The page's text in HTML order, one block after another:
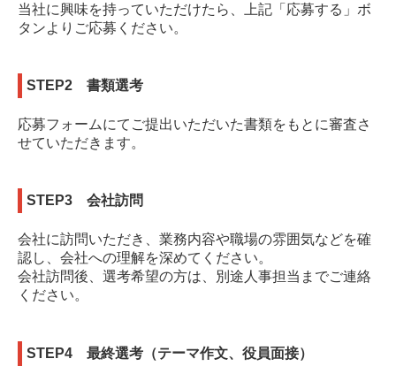
当社に興味を持っていただけたら、上記 「応募する」ボ
タンよりご応募ください。
STEP2 書類選考
応募フォームにてご提出いただいた書類をもとに審査さ
せていただきます。
STEP3 会社訪問
会社に訪問いただき、業務内容や職場の雰囲気などを確
認し、会社への理解を深めてください。
会社訪問後、選考希望の方は、別途人事担当までご連絡
ください。
STEP4 最終選考（テーマ作文、役員面接）